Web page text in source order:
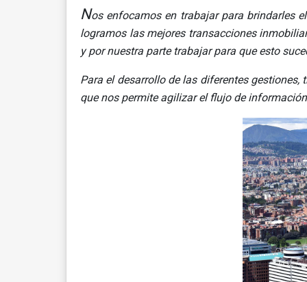
Nos enfocamos en trabajar para brindarles
logramos las mejores transacciones
y por nuestra parte trabajar para que esto
Para el desarrollo de las diferentes gestiones,
que nos permite agilizar el flujo de